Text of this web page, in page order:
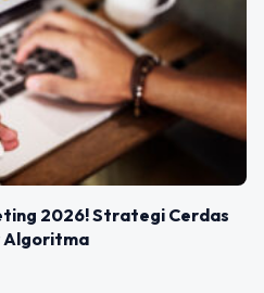
2026! Strategi Cerdas
Algoritma